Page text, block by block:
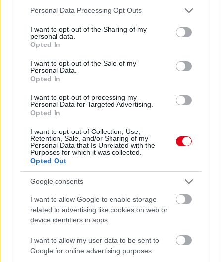
Please note that this website/app uses one or more Google
not limited to your visit or usage behaviour. You may click to
grant or deny consent to Google and its third-party tags to
use your data for below specified purposes in below Google
consent section.
Personal Data Processing Opt Outs
I want to opt-out of the Sharing of my
personal data.
Opted In
I want to opt-out of the Sale of my
Personal Data.
Opted In
I want to opt-out of processing my
Personal Data for Targeted Advertising.
Opted In
I want to opt-out of Collection, Use,
Retention, Sale, and/or Sharing of my
Personal Data that Is Unrelated with the
Purposes for which it was collected.
Opted Out
Google consents
I want to allow Google to enable storage
related to advertising like cookies on web or
device identifiers in apps.
I want to allow my user data to be sent to
Google for online advertising purposes.
ÉS SOKKAL FINOMABB LESZ A FŐTT KRUMPLI
07. 31.
EZZEL LOCSOLD HETENTE EGYSZER: KÉTSZER
ANNYI VIRÁGOT HOZ MAJD A MUSKÁTLI, HA EZT CSINÁLOD
24 óra
Ezért párásodik be állandóan az ablak – egyszerűbb a